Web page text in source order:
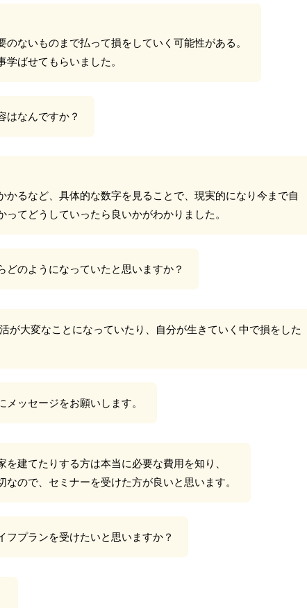
ないものまで払って損をしていく可能性がある。
ばせてもらいました。
はなんですか？
かるなど、具体的な数字を見ることで、現実的になり今まで自
てどうしていったら良いかがわかりました。
どのようになっていたと思いますか？
が大変なことになっていたり、自分が生きていく中で損をした
ッセージをお願いします。
建てたりする方は本当に必要な費用を知り、
ので、セミナーを受けた方が良いと思います。
プランを受けたいと思いますか？